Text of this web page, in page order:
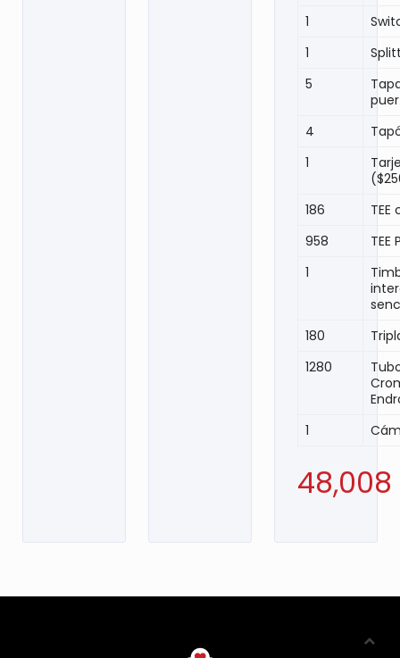
1
1
5
4
1
186
TEE
958
TEE
1
180
1280
1
48,008